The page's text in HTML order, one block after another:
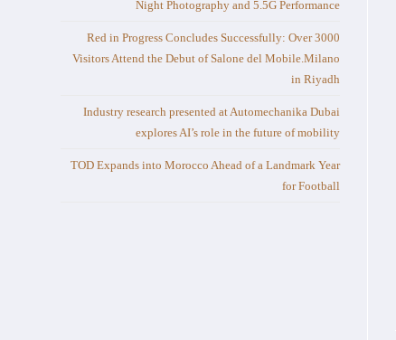
Night Photography and 5.5G Performance
Red in Progress Concludes Successfully: Over 3000
Visitors Attend the Debut of Salone del Mobile.Milano
in Riyadh
Industry research presented at Automechanika Dubai
explores AI’s role in the future of mobility
TOD Expands into Morocco Ahead of a Landmark Year
for Football